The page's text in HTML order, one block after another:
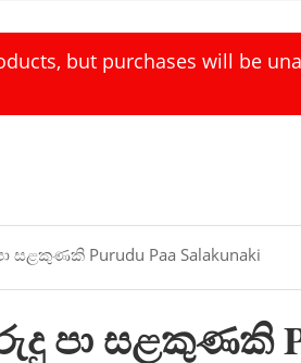
but purchases will be
සළකුණකි Purudu Paa Salakunaki
පා සළකුණකි